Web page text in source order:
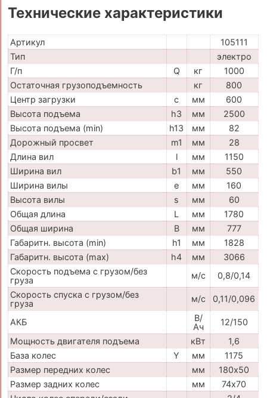
Технические характеристики
Артикул
105111
Тип
электро
Г/п
Q кг
1000
Остаточная грузоподъемность
кг
800
Центр загрузки
c мм
600
Высота подъема
h3 мм
2500
Высота подъема (min)
h13 мм
82
Дорожный просвет
m1 мм
28
Длина вил
l мм
1150
Ширина вил
b1 мм
550
Ширина вилы
e мм
160
Высота вилы
s мм
60
Общая длина
L мм
1780
Общая ширина
B мм
777
Габаритн. высота (min)
h1 мм
1828
Габаритн. высота (max)
h4 мм
3066
Скорость подъема с грузом/без
груза
м/с
0,8/0,14
Скорость спуска с грузом/без
груза
м/с 0,11/0,096
АКБ
В/
Ач
12/150
Мощность двигателя подъема
кВт
1,6
База колес
Y мм
1175
Размер передних колес
мм
180х50
Размер задних колес
мм
74х70